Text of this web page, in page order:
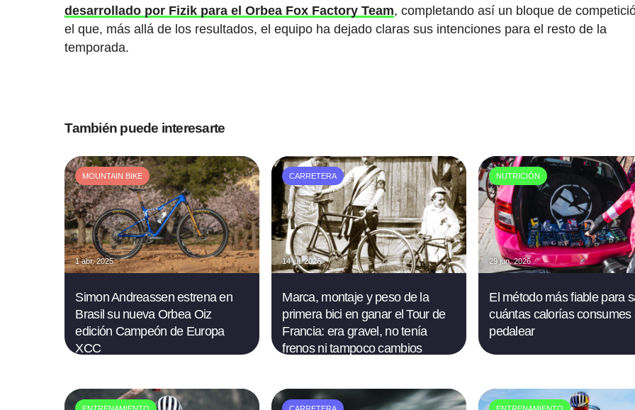
desarrollado por Fizik para el Orbea Fox Factory Team, completando así un bloque de
el que, más allá de los resultados, el equipo ha dejado claras sus intenciones para el resto de la
temporada.
También puede interesarte
MOUNTAIN BIKE
1 abr. 2025
Simon Andreassen estrena en
Brasil su nueva Orbea Oiz
edición Campeón de Europa
XCC
CARRETERA
14 jul. 2026
Marca, montaje y peso de la
primera bici en ganar el Tour de
Francia: era gravel, no tenía
frenos ni tampoco cambios
NUTRICIÓN
29 jun. 2026
El método más fiable para
cuántas calorías consumes
pedalear
ENTRENAMIENTO CARRETERA ENTRENAMIENTO